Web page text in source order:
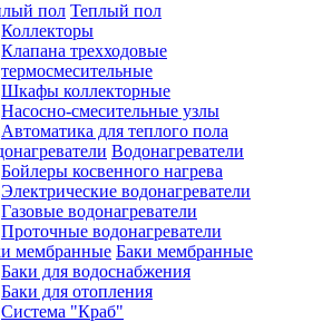
Теплый пол
Коллекторы
Клапана трехходовые
термосмесительные
Шкафы коллекторные
Насосно-смесительные узлы
Автоматика для теплого пола
Водонагреватели
Бойлеры косвенного нагрева
Электрические водонагреватели
Газовые водонагреватели
Проточные водонагреватели
Баки мембранные
Баки для водоснабжения
Баки для отопления
Система "Краб"